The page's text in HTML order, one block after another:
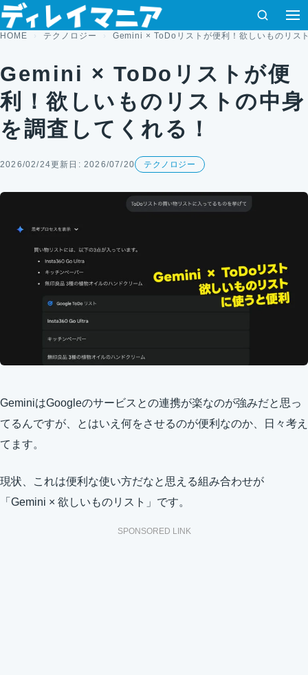
コンテンツへスキップ
検索
HOME テクノロジー Gemini × ToDoリストが便利！欲しいものリス
Gemini × ToDoリストが便
利！欲しいものリストの中身
を調査してくれる！
2026/02/24更新日: 2026/07/20 テクノロジー
GeminiはGoogleのサービスとの連携が楽なのが強みだと思っ
てるんですが、とはいえ何をさせるのが便利なのか、日々考え
てます。
現状、これは便利な使い方だなと思える組み合わせが
「Gemini × 欲しいものリスト」です。
SPONSORED LINK